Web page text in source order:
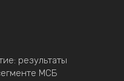
результаты
МСБ